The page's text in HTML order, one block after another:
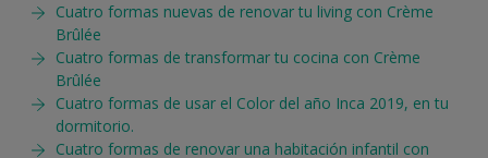
Cuatro formas nuevas de renovar tu living con Crème
Brûlée
Cuatro formas de transformar tu cocina con Crème
Brûlée
Cuatro formas de usar el Color del año Inca 2019, en tu
dormitorio.
Cuatro formas de renovar una habitación infantil con